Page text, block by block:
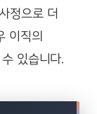
정으로 더
이직의
있습니다.